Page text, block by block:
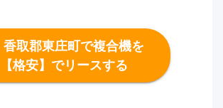
香取郡東庄町で複合機を
【格安】でリースする